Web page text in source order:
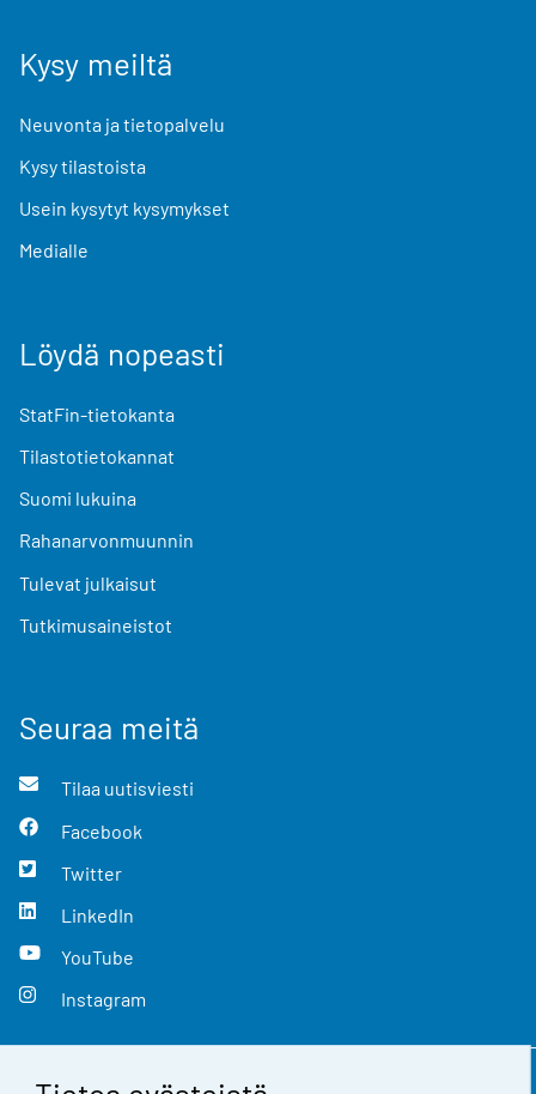
Kysy meiltä
Neuvonta ja tietopalvelu
Kysy tilastoista
Usein kysytyt kysymykset
Medialle
Löydä nopeasti
StatFin-tietokanta
Tilastotietokannat
Suomi lukuina
Rahanarvonmuunnin
Tulevat julkaisut
Tutkimusaineistot
Seuraa meitä
Tilaa uutisviesti
Facebook
Twitter
LinkedIn
YouTube
Instagram